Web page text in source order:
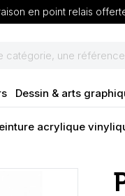
en point relais
Dessin & arts
acrylique